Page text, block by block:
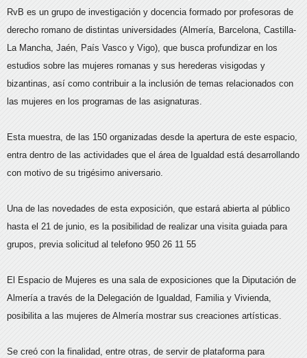
RvB es un grupo de investigación y docencia formado por profesoras de
derecho romano de distintas universidades (Almería, Barcelona, Castilla-
La Mancha, Jaén, País Vasco y Vigo), que busca profundizar en los
estudios sobre las mujeres romanas y sus herederas visigodas y
bizantinas, así como contribuir a la inclusión de temas relacionados con
las mujeres en los programas de las asignaturas.
Esta muestra, de las 150 organizadas desde la apertura de este espacio,
entra dentro de las actividades que el área de Igualdad está desarrollando
con motivo de su trigésimo aniversario.
Una de las novedades de esta exposición, que estará abierta al público
hasta el 21 de junio, es la posibilidad de realizar una visita guiada para
grupos, previa solicitud al telefono 950 26 11 55
El Espacio de Mujeres es una sala de exposiciones que la Diputación de
Almería a través de la Delegación de Igualdad, Familia y Vivienda,
posibilita a las mujeres de Almería mostrar sus creaciones artísticas.
Se creó con la finalidad, entre otras, de servir de plataforma para